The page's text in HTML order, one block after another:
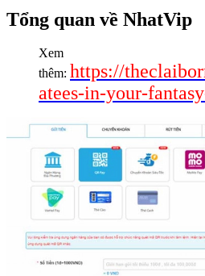
Tổng quan về NhatVip
Xem
thêm: https://
atees-in-your-